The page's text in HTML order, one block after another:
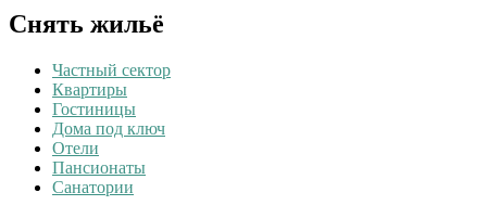
Снять жильё
Частный сектор
Квартиры
Гостиницы
Дома под ключ
Отели
Пансионаты
Санатории